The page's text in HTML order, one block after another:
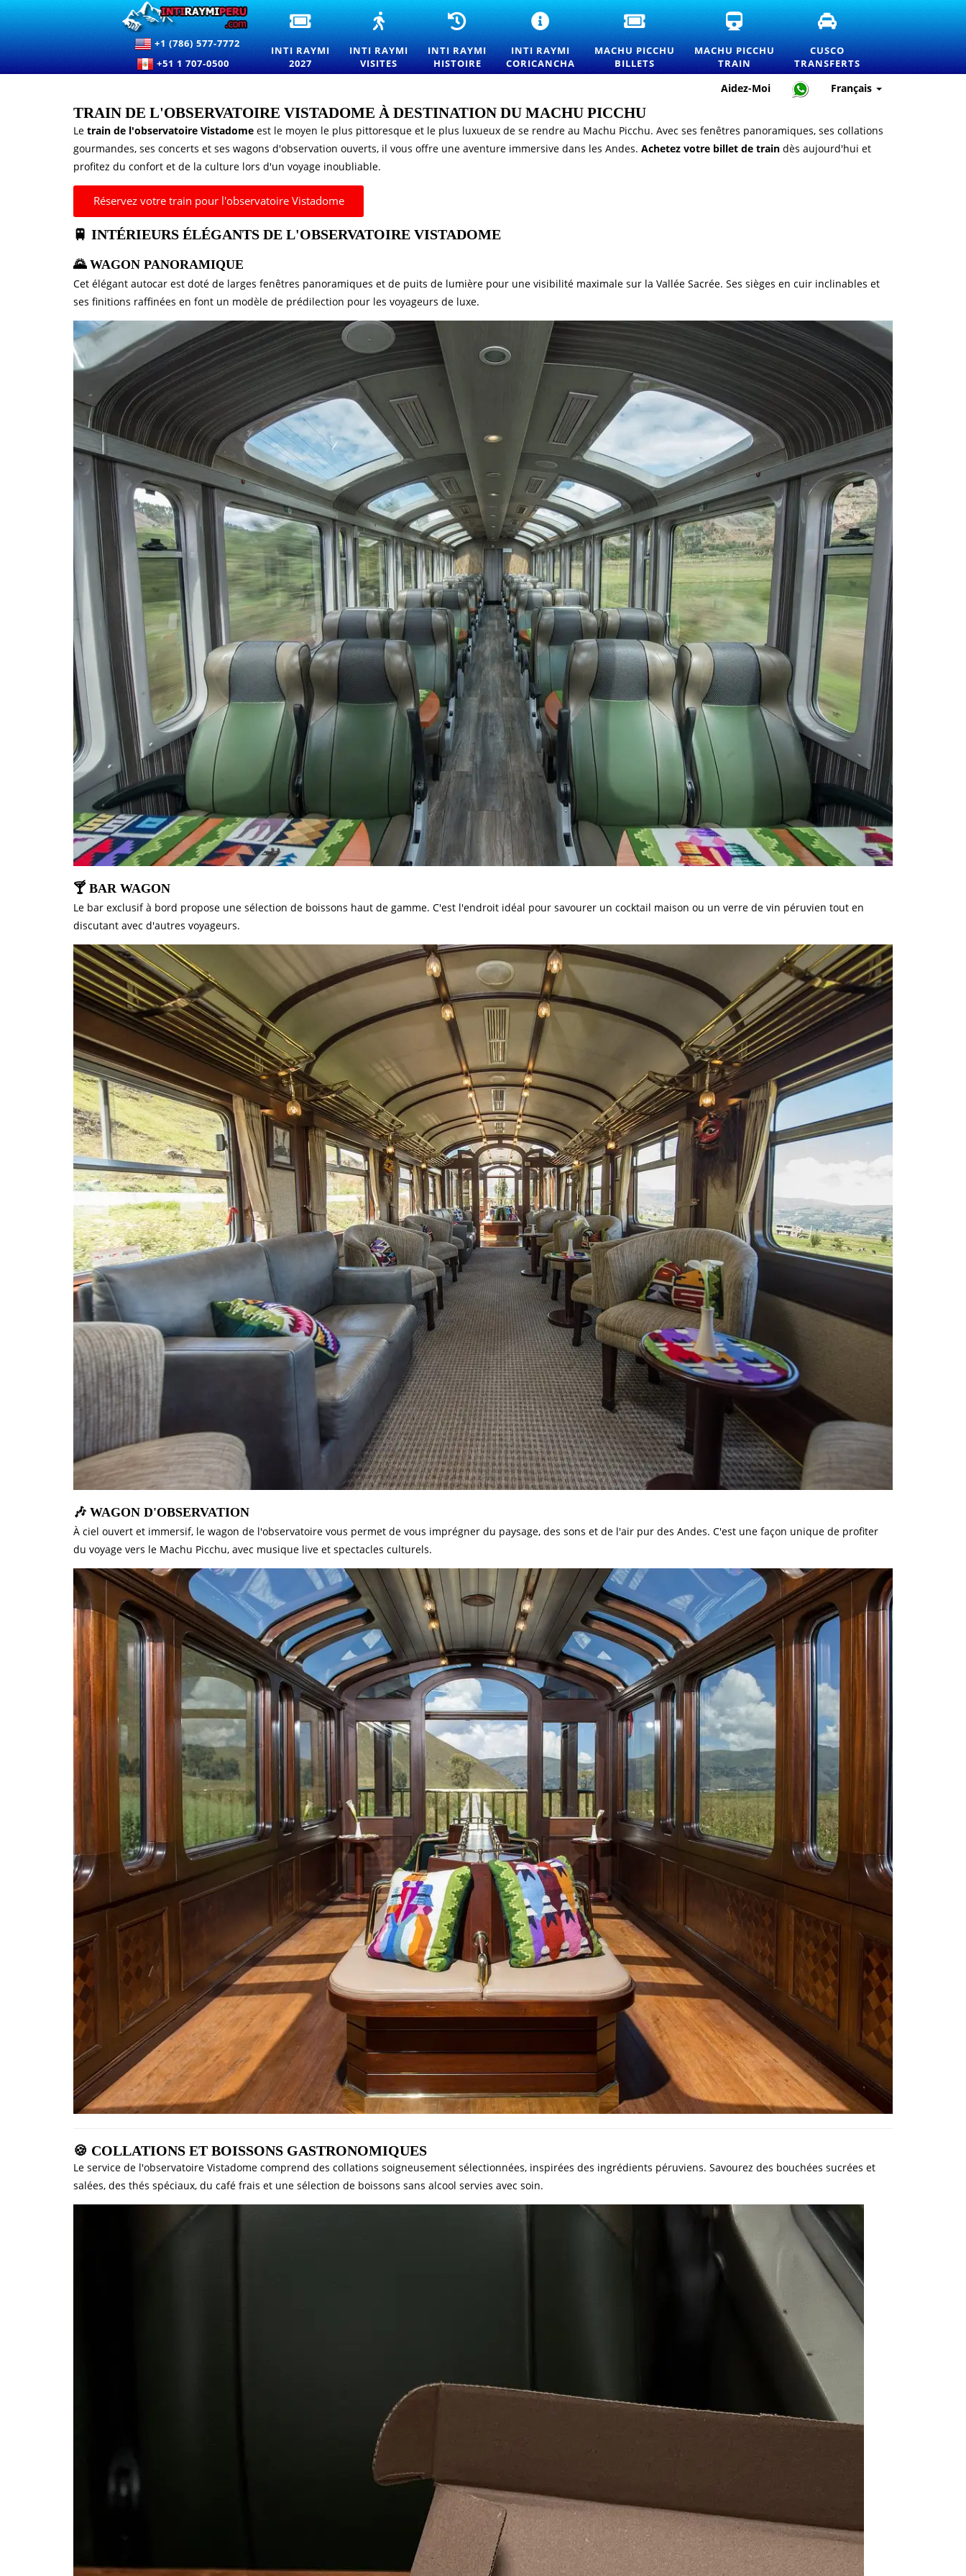
+1 (786) 577-7772
+51 1 707-0500
BILLETS
D'ENTRÉE
POUR
L'INTI
RAYMI
LE
FESTIVAL
DU
SOLEIL
CUSCO
INTI RAYMI
2027
INTI
TOURS
—
EXPÉRIENCES
DU
SOLEIL
À
CUSCO
INTI RAYMI
VISITES
HISTOIRE
L'INTI
RAYMI
—
TRADITIONS
DE
LA
FÊTE
INTI RAYMI
HISTOIRE
CÉRÉMONIE
RAYMI
À
QORIKANCHA
INTI RAYMI
CORICANCHA
BILLETS
D'ENTRÉE
OFFICIELS
ET
LISTE
DU
PICCHU
MACHU PICCHU
BILLETS
BILLETS
TRAIN
POUR
LE
MACHU
PICCHU
OFFICIELLES
MACHU PICCHU
TRAIN
TRANSFERTS
ET
SERVICES
DE
TRANSPORT
PRIVÉ
À
CUSCO
TRANSFERTS
Aidez-Moi Français
TRAIN DE L'OBSERVATOIRE VISTADOME À DESTINATION DU MACHU PICCHU
Le train de l'observatoire Vistadome est le moyen le plus pittoresque et le plus luxueux de se rendre au Machu Picchu. Avec ses fenêtres panoramiques, ses collations
gourmandes, ses concerts et ses wagons d'observation ouverts, il vous offre une aventure immersive dans les Andes. Achetez votre billet de train dès aujourd'hui et
profitez du confort et de la culture lors d'un voyage inoubliable.
Réservez votre train pour l'observatoire Vistadome
🚆 INTÉRIEURS ÉLÉGANTS DE L'OBSERVATOIRE VISTADOME
🌄 WAGON PANORAMIQUE
Cet élégant autocar est doté de larges fenêtres panoramiques et de puits de lumière pour une visibilité maximale sur la Vallée Sacrée. Ses sièges en cuir inclinables et
ses finitions raffinées en font un modèle de prédilection pour les voyageurs de luxe.
🍸 BAR WAGON
Le bar exclusif à bord propose une sélection de boissons haut de gamme. C'est l'endroit idéal pour savourer un cocktail maison ou un verre de vin péruvien tout en
discutant avec d'autres voyageurs.
🎶 WAGON D'OBSERVATION
À ciel ouvert et immersif, le wagon de l'observatoire vous permet de vous imprégner du paysage, des sons et de l'air pur des Andes. C'est une façon unique de profiter
du voyage vers le Machu Picchu, avec musique live et spectacles culturels.
🍪 COLLATIONS ET BOISSONS GASTRONOMIQUES
Le service de l'observatoire Vistadome comprend des collations soigneusement sélectionnées, inspirées des ingrédients péruviens. Savourez des bouchées sucrées et
salées, des thés spéciaux, du café frais et une sélection de boissons sans alcool servies avec soin.